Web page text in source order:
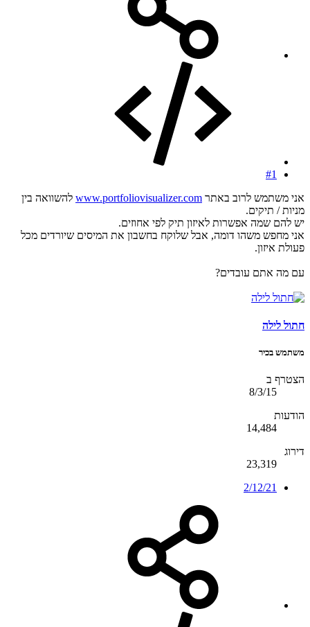
#1
אני משתמש לרוב באתר www.portfoliovisualizer.com להשוואה בין
מניות / תיקים.
יש להם שמה אפשרות לאיזון תיק לפי אחוזים.
אני מחפש משהו דומה, אבל שלוקח בחשבון את המיסים שיורדים מכל
פעולת איזון.
עם מה אתם עובדים?
חתול לילה
משתמש בכיר
הצטרף ב
8/3/15
הודעות
14,484
דירוג
23,319
2/12/21